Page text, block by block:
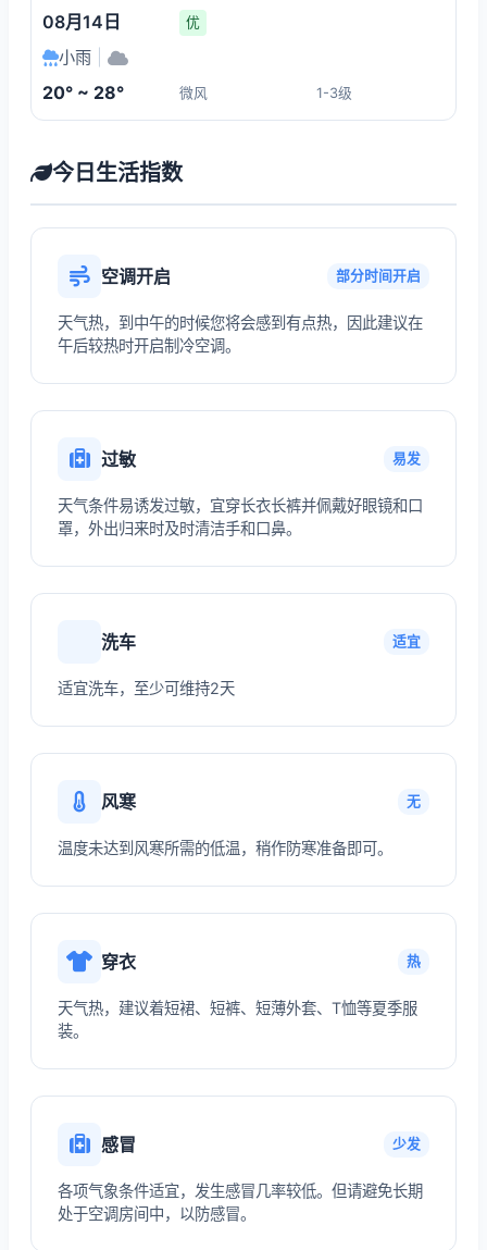
08月14日 优
小雨
20° ~ 28° 微风 1-3级
今日生活指数
空调开启 部分时间开启
天气热，到中午的时候您将会感到有点热，因此建议在
午后较热时开启制冷空调。
过敏 易发
天气条件易诱发过敏，宜穿长衣长裤并佩戴好眼镜和口
罩，外出归来时及时清洁手和口鼻。
洗车 适宜
适宜洗车，至少可维持2天
风寒 无
温度未达到风寒所需的低温，稍作防寒准备即可。
穿衣 热
天气热，建议着短裙、短裤、短薄外套、T恤等夏季服
装。
感冒 少发
各项气象条件适宜，发生感冒几率较低。但请避免长期
处于空调房间中，以防感冒。